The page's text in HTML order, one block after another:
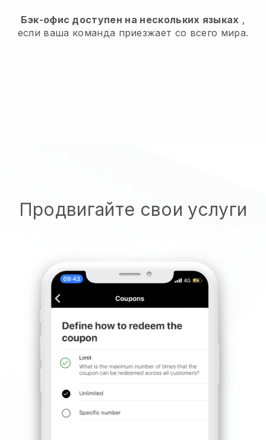
Бэк-офис доступен на нескольких языках ,
если ваша команда приезжает со всего мира.
Продвигайте свои услуги